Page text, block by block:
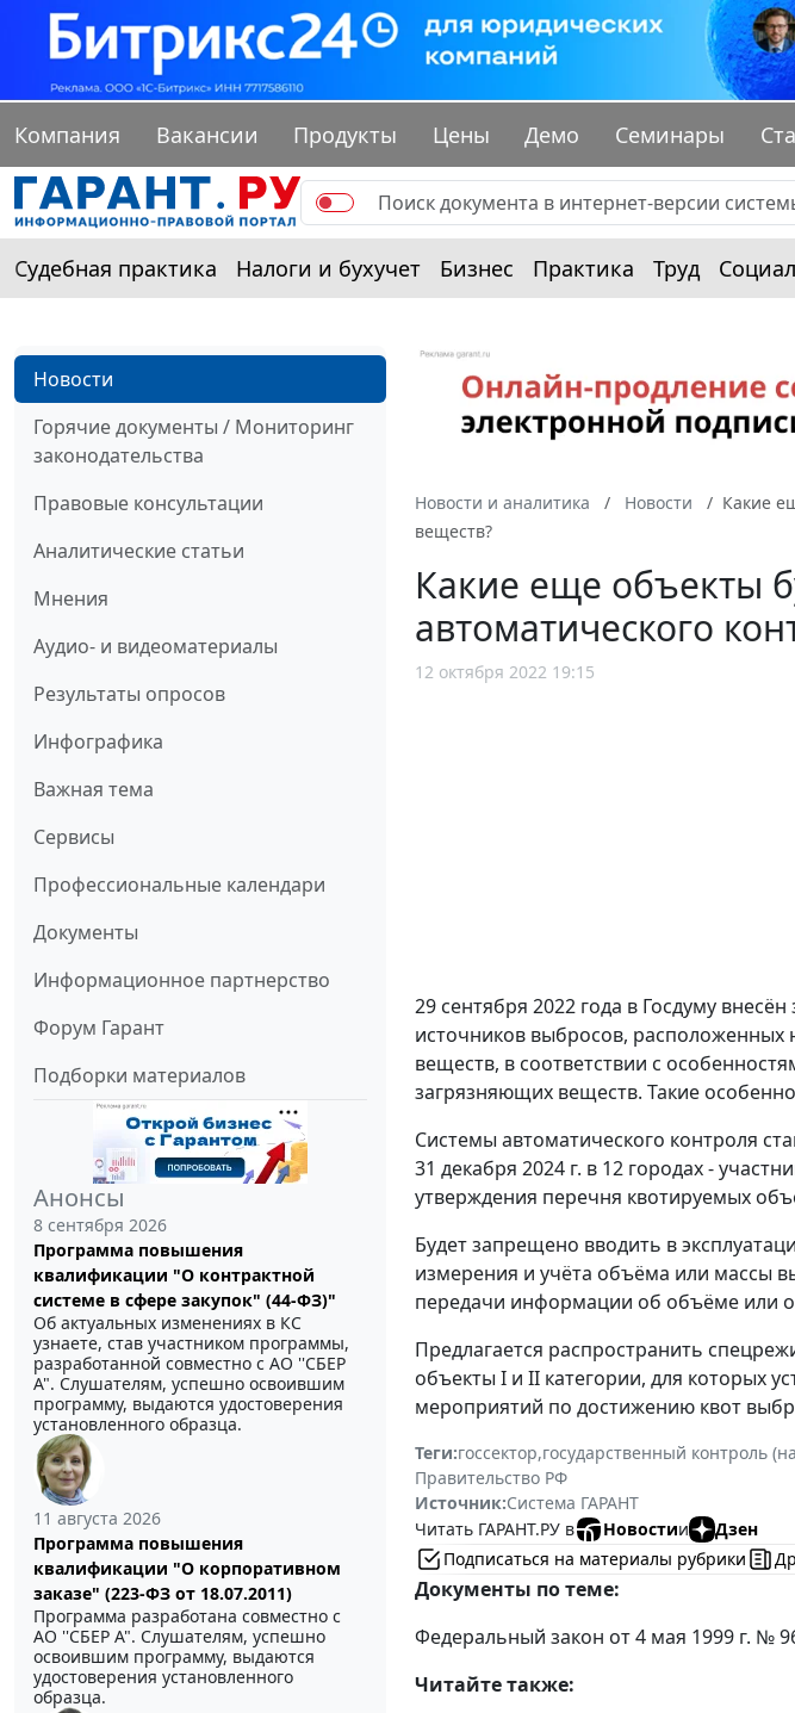
Компания Вакансии Продукты Цены Демо Семинары
Судебная практика Налоги и бухучет Бизнес Практика Труд
Новости
Горячие документы / Мониторинг
законодательства
Правовые консультации
Аналитические статьи
Мнения
Аудио- и видеоматериалы
Результаты опросов
Инфографика
Важная тема
Сервисы
Профессиональные календари
Документы
Информационное партнерство
Форум Гарант
Подборки материалов
Анонсы
8 сентября 2026
Программа повышения
квалификации "О контрактной
системе в сфере закупок" (44-ФЗ)"
Об актуальных изменениях в КС
узнаете, став участником программы,
разработанной совместно с АО ''СБЕР
А". Слушателям, успешно освоившим
программу, выдаются удостоверения
установленного образца.
11 августа 2026
Программа повышения
квалификации "О корпоративном
заказе" (223-ФЗ от 18.07.2011)
Программа разработана совместно с
АО ''СБЕР А". Слушателям, успешно
освоившим программу, выдаются
удостоверения установленного
образца.
Новости и аналитика Новости
Какие
веществ?
Какие еще объекты
автоматического
12 октября 2022 19:15
29 сентября 2022 года в Госдуму
источников выбросов, расположенных
веществ, в соответствии с
загрязняющих веществ. Такие
Системы автоматического контроля
31 декабря 2024 г. в 12 городах -
утверждения перечня квотируемых
Будет запрещено вводить в
измерения и учёта объёма или массы
передачи информации об объёме или
Предлагается распространить
объекты I и II категории, для которых
мероприятий по достижению квот
Теги:госсектор,государственный контроль
Правительство РФ
Источник:Система ГАРАНТ
Читать ГАРАНТ.РУ в
Новостии
Дзен
Подписаться на материалы рубрики
Документы по теме:
Федеральный закон от 4 мая 1999 г. №
Читайте также: